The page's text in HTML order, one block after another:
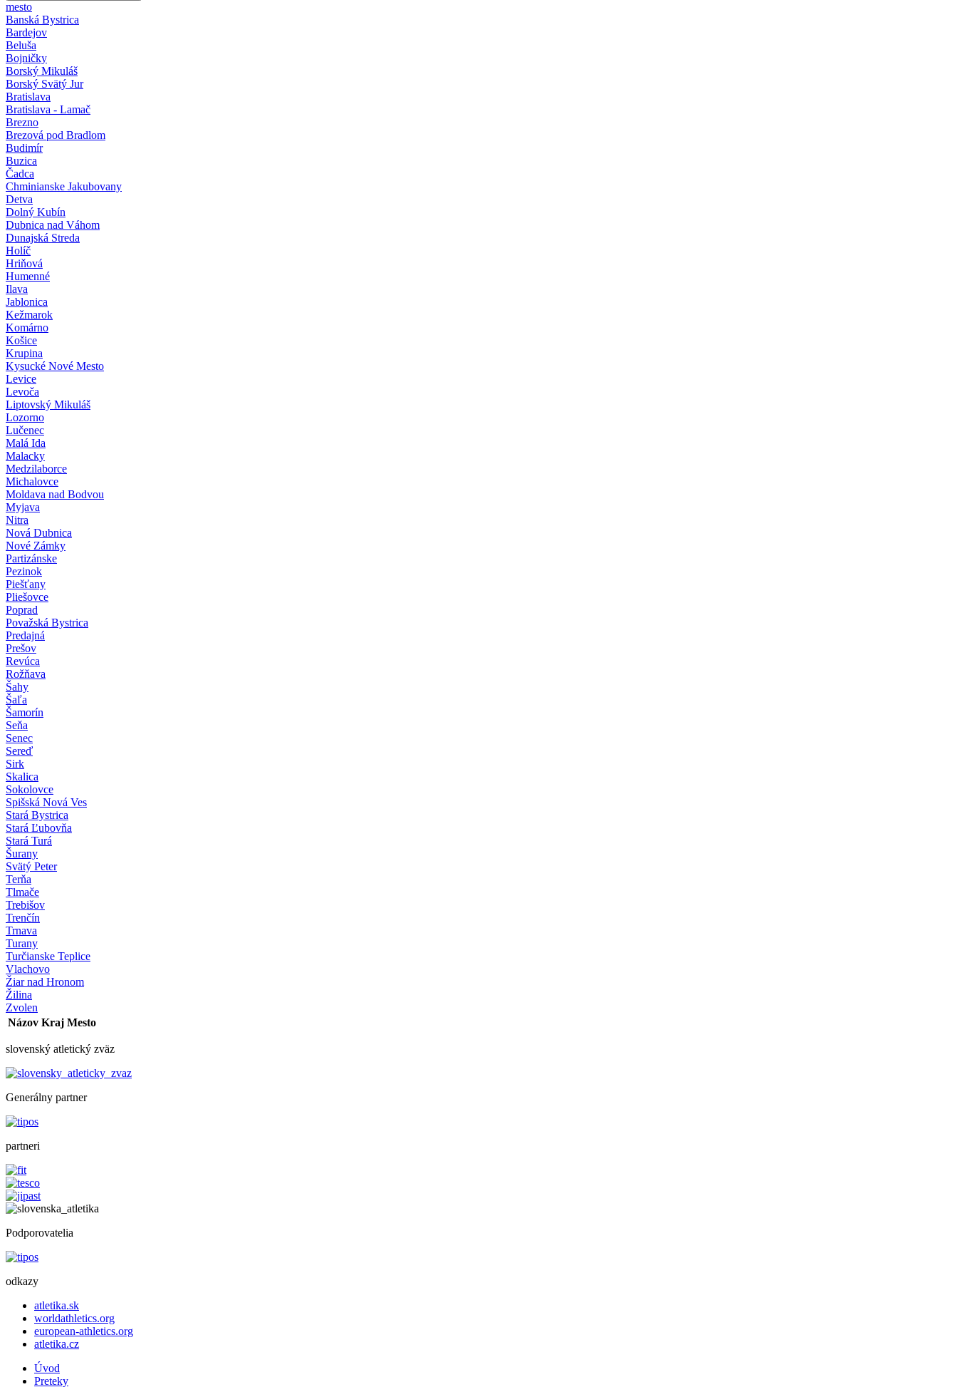
mesto
Banská Bystrica
Bardejov
Beluša
Bojničky
Borský Mikuláš
Borský Svätý Jur
Bratislava
Bratislava - Lamač
Brezno
Brezová pod Bradlom
Budimír
Buzica
Čadca
Chminianske Jakubovany
Detva
Dolný Kubín
Dubnica nad Váhom
Dunajská Streda
Holíč
Hriňová
Humenné
Ilava
Jablonica
Kežmarok
Komárno
Košice
Krupina
Kysucké Nové Mesto
Levice
Levoča
Liptovský Mikuláš
Lozorno
Lučenec
Malá Ida
Malacky
Medzilaborce
Michalovce
Moldava nad Bodvou
Myjava
Nitra
Nová Dubnica
Nové Zámky
Partizánske
Pezinok
Piešťany
Pliešovce
Poprad
Považská Bystrica
Predajná
Prešov
Revúca
Rožňava
Šahy
Šaľa
Šamorín
Seňa
Senec
Sereď
Sirk
Skalica
Sokolovce
Spišská Nová Ves
Stará Bystrica
Stará Ľubovňa
Stará Turá
Šurany
Svätý Peter
Terňa
Tlmače
Trebišov
Trenčín
Trnava
Turany
Turčianske Teplice
Vlachovo
Žiar nad Hronom
Žilina
Zvolen
Názov Kraj Mesto
slovenský atletický zväz
Generálny partner
partneri
Podporovatelia
odkazy
atletika.sk
worldathletics.org
european-athletics.org
atletika.cz
Úvod
Preteky